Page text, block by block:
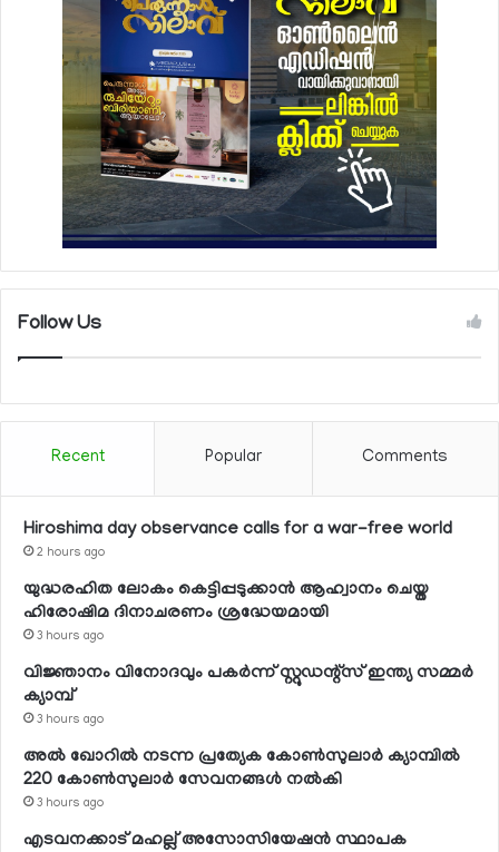
Follow Us
Recent Popular Comments
Hiroshima day observance calls for a war-free world
2 hours ago
യുദ്ധരഹിത ലോകം കെട്ടിപ്പടുക്കാന്‍ ആഹ്വാനം ചെയ്ത
ഹിരോഷിമ ദിനാചരണം ശ്രദ്ധേയമായി
3 hours ago
വിജ്ഞാനം വിനോദവും പകര്‍ന്ന് സ്റ്റുഡന്റ്‌സ് ഇന്ത്യ സമ്മര്‍
ക്യാമ്പ്
3 hours ago
അല്‍ ഖോറില്‍ നടന്ന പ്രത്യേക കോണ്‍സുലാര്‍ ക്യാമ്പില്‍
220 കോണ്‍സുലാര്‍ സേവനങ്ങള്‍ നല്‍കി
3 hours ago
എടവനക്കാട് മഹല്ല് അസോസിയേഷന്‍ സ്ഥാപക